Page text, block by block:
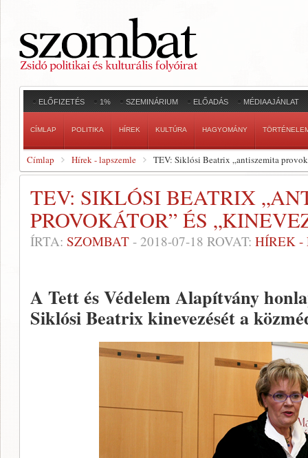
ELŐFIZETÉS 1% SZEMINÁRIUM ELŐADÁS MÉDIAAJÁNLAT
CÍMLAP POLITIKA HÍREK KULTÚRA HAGYOMÁNY
Címlap Hírek - lapszemle TEV: Siklósi Beatrix „antiszemita
TEV: SIKLÓSI BEATRIX
PROVOKÁTOR” ÉS
ÍRTA: SZOMBAT - 2018-07-18 ROVAT: HÍREK -
A Tett és Védelem Alapítvány
Siklósi Beatrix kinevezését a